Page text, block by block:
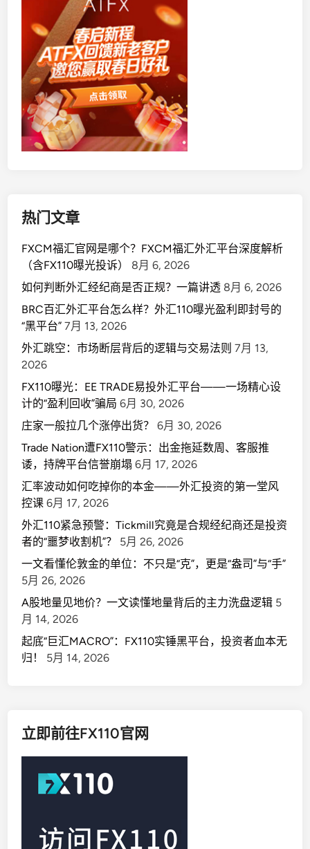
热门文章
FXCM福汇官网是哪个？FXCM福汇外汇平台深度解析
（含FX110曝光投诉）
8月 6, 2026
如何判断外汇经纪商是否正规？一篇讲透 8月 6, 2026
BRC百汇外汇平台怎么样？外汇110曝光盈利即封号的
“黑平台” 7月 13, 2026
外汇跳空：市场断层背后的逻辑与交易法则 7月 13,
2026
FX110曝光：EE TRADE易投外汇平台——一场精心设
计的“盈利回收”骗局 6月 30, 2026
庄家一般拉几个涨停出货？
6月 30, 2026
Trade Nation遭FX110警示：出金拖延数周、客服推
诿，持牌平台信誉崩塌 6月 17, 2026
汇率波动如何吃掉你的本金——外汇投资的第一堂风
控课 6月 17, 2026
外汇110紧急预警：Tickmill究竟是合规经纪商还是投资
者的“噩梦收割机”？
5月 26, 2026
一文看懂伦敦金的单位：不只是“克”，更是“盎司”与“手”
5月 26, 2026
A股地量见地价？一文读懂地量背后的主力洗盘逻辑 5
月 14, 2026
起底“巨汇MACRO”：FX110实锤黑平台，投资者血本无
归！
5月 14, 2026
立即前往FX110官网